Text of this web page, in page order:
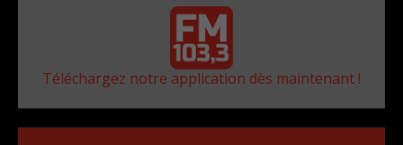
Téléchargez notre application dès maintenant !